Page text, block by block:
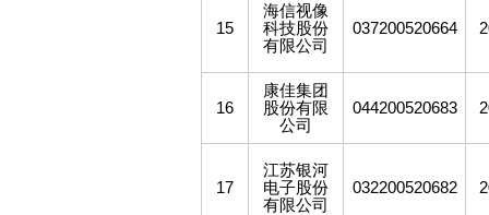
15
海信视像
科技股份
有限公司
037200520664
16
康佳集团
股份有限
公司
044200520683
17
江苏银河
电子股份
有限公司
032200520682